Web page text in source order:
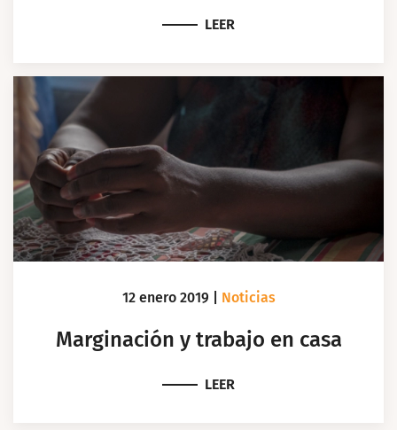
LEER
12 enero 2019 Noticias
Marginación y trabajo en casa
LEER